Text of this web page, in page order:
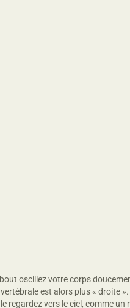
oscillez votre corps
est alors plus « droite
regardez vers le ciel, comme